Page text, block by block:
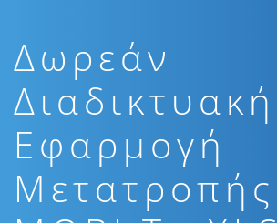
Δωρεάν
Διαδικτυακή
Εφαρμογή
Μετατροπής